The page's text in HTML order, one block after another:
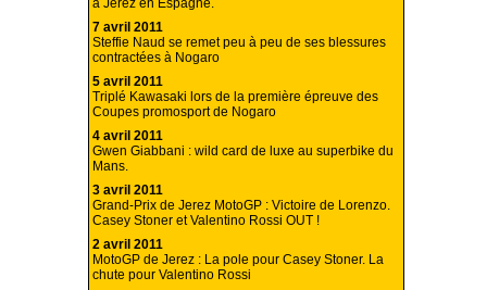
à Jerez en Espagne.
7 avril 2011
Steffie Naud se remet peu à peu de ses blessures
contractées à Nogaro
5 avril 2011
Triplé Kawasaki lors de la première épreuve des
Coupes promosport de Nogaro
4 avril 2011
Gwen Giabbani : wild card de luxe au superbike du
Mans.
3 avril 2011
Grand-Prix de Jerez MotoGP : Victoire de Lorenzo.
Casey Stoner et Valentino Rossi OUT !
2 avril 2011
MotoGP de Jerez : La pole pour Casey Stoner. La
chute pour Valentino Rossi